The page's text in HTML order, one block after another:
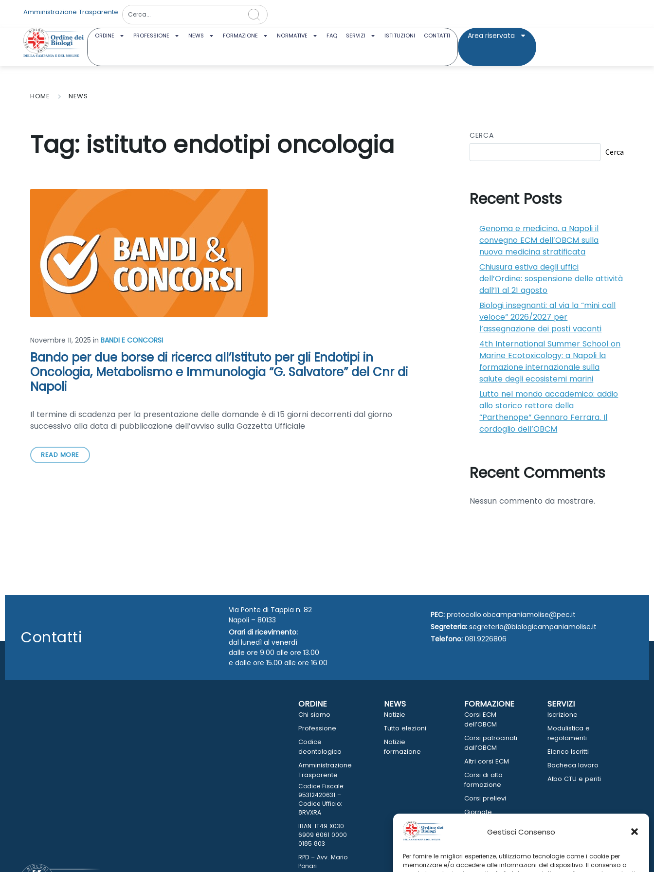
Gestisci Consenso
Per fornire le migliori esperienze, utilizziamo tecnologie come i cookie per
memorizzare e/o accedere alle informazioni del dispositivo. Il consenso a
Amministrazione Trasparente
ORDINE PROFESSIONE NEWS FORMAZIONE NORMATIVE FAQ SERVIZI ISTITUZIONI CONTATTI Area riservata
HOME NEWS
Tag: istituto endotipi oncologia
Novembre 11, 2025 in BANDI E CONCORSI
Bando per due borse di ricerca all’Istituto per gli Endotipi in
Oncologia, Metabolismo e Immunologia “G. Salvatore” del Cnr di
Napoli
Il termine di scadenza per la presentazione delle domande è di 15 giorni decorrenti dal giorno
successivo alla data di pubblicazione dell’avviso sulla Gazzetta Ufficiale
READ MORE
CERCA
Cerca
Recent Posts
Genoma e medicina, a Napoli il
convegno ECM dell’OBCM sulla
nuova medicina stratificata
Chiusura estiva degli uffici
dell’Ordine: sospensione delle attività
dall’11 al 21 agosto
Biologi insegnanti: al via la “mini call
veloce” 2026/2027 per
l’assegnazione dei posti vacanti
4th International Summer School on
Marine Ecotoxicology: a Napoli la
formazione internazionale sulla
salute degli ecosistemi marini
Lutto nel mondo accademico: addio
allo storico rettore della
“Parthenope” Gennaro Ferrara. Il
cordoglio dell’OBCM
Recent Comments
Nessun commento da mostrare.
Contatti
Via Ponte di Tappia n. 82
Napoli – 80133
Orari di ricevimento:
dal lunedì al venerdì
dalle ore 9.00 alle ore 13.00
e dalle ore 15.00 alle ore 16.00
PEC: protocollo.obcampaniamolise@pec.it
Segreteria: segreteria@biologicampaniamolise.it
Telefono: 081.9226806
ORDINE
Chi siamo
Professione
Codice
deontologico
Amministrazione
Trasparente
Codice Fiscale:
95312420631 –
Codice Ufficio:
8RVXRA
IBAN: IT49 X030
6909 6061 0000
0185 803
RPD – Avv. Mario
Ponari
NEWS
Notizie
Tutto elezioni
Notizie
formazione
FORMAZIONE
Corsi ECM
dell’OBCM
Corsi patrocinati
dall’OBCM
Altri corsi ECM
Corsi di alta
formazione
Corsi prelievi
Giornate
SERVIZI
Iscrizione
Modulistica e
regolamenti
Elenco Iscritti
Bacheca lavoro
Albo CTU e periti